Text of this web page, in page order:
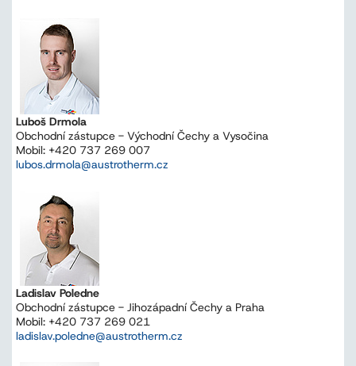
Luboš Drmola
Obchodní zástupce - Východní Čechy a Vysočina
Mobil: +420 737 269 007
lubos.drmola@austrotherm.cz
Ladislav Poledne
Obchodní zástupce - Jihozápadní Čechy a Praha
Mobil: +420 737 269 021
ladislav.poledne@austrotherm.cz